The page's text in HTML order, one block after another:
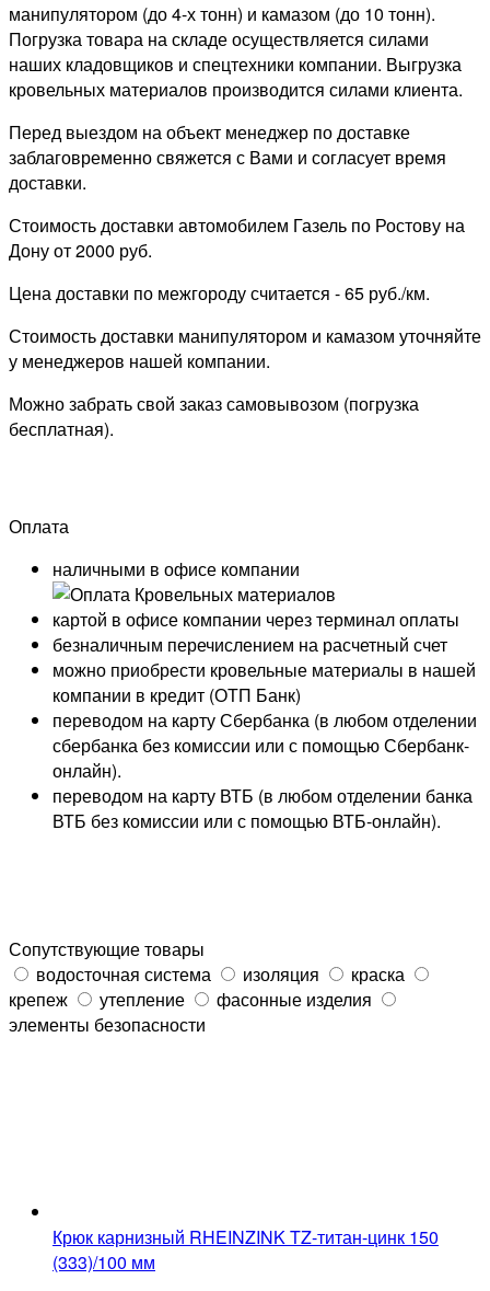
манипулятором (до 4-х тонн) и камазом (до 10 тонн).
Погрузка товара на складе осуществляется силами
наших кладовщиков и спецтехники компании. Выгрузка
кровельных материалов производится силами клиента.
Перед выездом на объект менеджер по доставке
заблаговременно свяжется с Вами и согласует время
доставки.
Стоимость доставки автомобилем Газель по Ростову на
Дону от 2000 руб.
Цена доставки по межгороду считается - 65 руб./км.
Стоимость доставки манипулятором и камазом уточняйте
у менеджеров нашей компании.
Можно забрать свой заказ самовывозом (погрузка
бесплатная).
Оплата
наличными в офисе компании
картой в офисе компании через терминал оплаты
безналичным перечислением на расчетный счет
можно приобрести кровельные материалы в нашей
компании в кредит (ОТП Банк)
переводом на картуСбербанка (в любом отделении
сбербанка без комиссии или с помощьюСбербанк-
онлайн).
переводом на карту ВТБ (в любом отделении банка
ВТБ без комиссии или с помощью ВТБ-онлайн).
Сопутствующие товары
водосточная система
изоляция
краска
крепеж
утепление
фасонные изделия
элементы безопасности
Крюк карнизный RHEINZINK TZ-титан-цинк 150
(333)/100 мм